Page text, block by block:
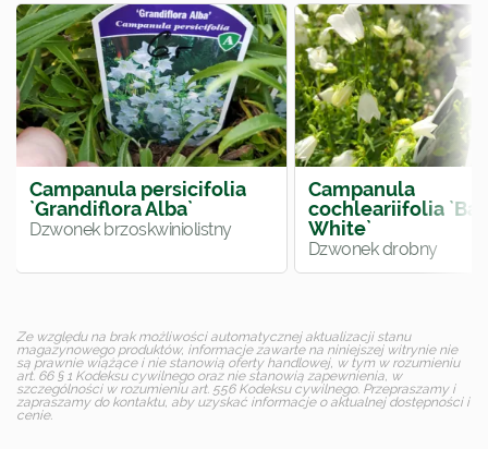
Campanula persicifolia
`Grandiflora Alba`
Dzwonek brzoskwiniolistny
Campanula
cochleariifolia
White`
Dzwonek drobny
Ze względu na brak możliwości automatycznej aktualizacji stanu
magazynowego produktów, informacje zawarte na niniejszej witrynie nie
są prawnie wiążące i nie stanowią oferty handlowej, w tym w rozumieniu
art. 66 § 1 Kodeksu cywilnego oraz nie stanowią zapewnienia, w
szczególności w rozumieniu art. 556 Kodeksu cywilnego. Przepraszamy i
zapraszamy do kontaktu, aby uzyskać informacje o aktualnej dostępności i
cenie.